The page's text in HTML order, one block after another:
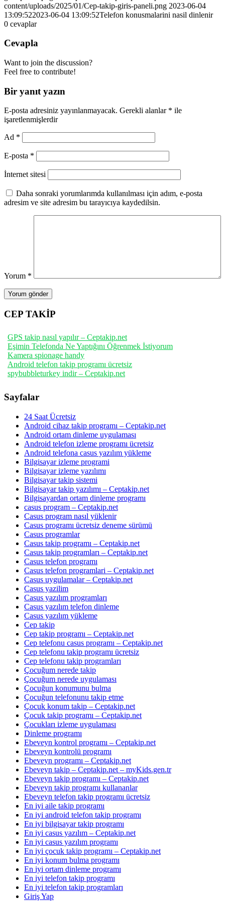
content/uploads/2025/01/Cep-takip-giris-paneli.png 2023-06-04
13:09:522023-06-04 13:09:52Telefon konusmalarini nasil dinlenir
0 cevaplar
Cevapla
Want to join the discussion?
Feel free to contribute!
Bir yanıt yazın
E-posta adresiniz yayınlanmayacak. Gerekli alanlar * ile
işaretlenmişlerdir
Ad *
E-posta *
İnternet sitesi
Daha sonraki yorumlarımda kullanılması için adım, e-posta
adresim ve site adresim bu tarayıcıya kaydedilsin.
Yorum *
CEP TAKİP
GPS takip nasıl yapılır – Ceptakip.net
Eşimin Telefonda Ne Yaptığını Öğrenmek İstiyorum
Kamera spionage handy
Android telefon takip programı ücretsiz
spybubbleturkey indir – Ceptakip.net
Sayfalar
24 Saat Ücretsiz
Android cihaz takip programı – Ceptakip.net
Android ortam dinleme uygulaması
Android telefon izleme programı ücretsiz
Android telefona casus yazılım yükleme
Bilgisayar izleme programi
Bilgisayar izleme yazılımı
Bilgisayar takip sistemi
Bilgisayar takip yazılımı – Ceptakip.net
Bilgisayardan ortam dinleme programı
casus program – Ceptakip.net
Casus program nasıl yüklenir
Casus programı ücretsiz deneme sürümü
Casus programlar
Casus takip programı – Ceptakip.net
Casus takip programları – Ceptakip.net
Casus telefon programı
Casus telefon programlari – Ceptakip.net
Casus uygulamalar – Ceptakip.net
Casus yazilim
Casus yazılım programları
Casus yazılım telefon dinleme
Casus yazılım yükleme
Cep takip
Cep takip programı – Ceptakip.net
Cep telefonu casus programı – Ceptakip.net
Cep telefonu takip programı ücretsiz
Cep telefonu takip programları
Çocuğum nerede takip
Çocuğum nerede uygulaması
Çocuğun konumunu bulma
Çocuğun telefonunu takip etme
Çocuk konum takip – Ceptakip.net
Çocuk takip programı – Ceptakip.net
Çocukları izleme uygulaması
Dinleme programı
Ebeveyn kontrol programı – Ceptakip.net
Ebeveyn kontrolü programı
Ebeveyn programı – Ceptakip.net
Ebeveyn takip – Ceptakip.net – myKids.gen.tr
Ebeveyn takip programı – Ceptakip.net
Ebeveyn takip programı kullananlar
Ebeveyn telefon takip programı ücretsiz
En iyi aile takip programı
En iyi android telefon takip programı
En iyi bilgisayar takip programı
En iyi casus yazılım – Ceptakip.net
En iyi casus yazılım programı
En iyi çocuk takip programı – Ceptakip.net
En iyi konum bulma programı
En iyi ortam dinleme programı
En iyi telefon takip programı
En iyi telefon takip programları
Giriş Yap